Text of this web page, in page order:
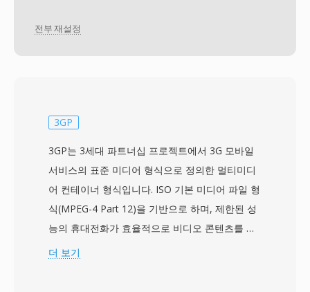
전부 재설정
3GP
3GP는 3세대 파트너십 프로젝트에서 3G 모바일
서비스의 표준 미디어 형식으로 정의한 멀티미디
어 컨테이너 형식입니다. ISO 기본 미디어 파일 형
식(MPEG-4 Part 12)을 기반으로 하며, 제한된 성
능의 휴대전화가 효율적으로 비디오 콘텐츠를 촬
영, 저장, 재생할 수 있도록 저장 용량과 대역폭 요
더 보기